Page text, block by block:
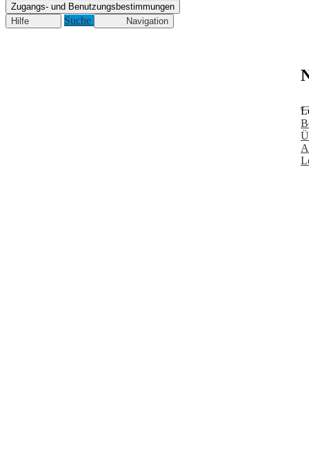
Zugangs- und Benutzungsbestimmungen
Hilfe
Suche Navigation